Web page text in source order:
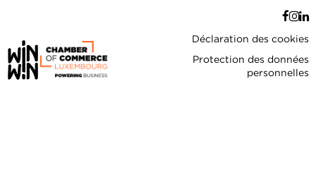
Déclaration des cookies
Protection des données
personnelles